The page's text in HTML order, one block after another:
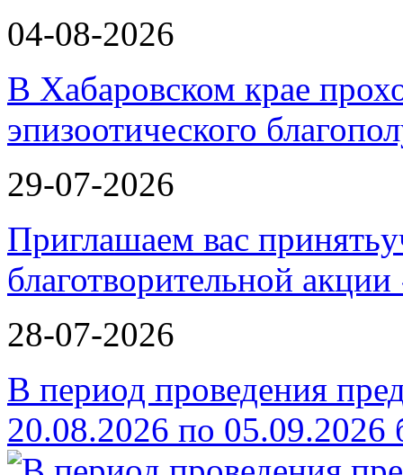
04-08-2026
В Хабаровском крае
эпизоотического
29-07-2026
Приглашаем вас
благотворительной
28-07-2026
В период проведения
20.08.2026 по 05.09.2026